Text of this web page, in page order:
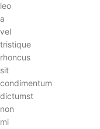
leo
a
vel
tristique
rhoncus
sit
condimentum
dictumst
non
mi